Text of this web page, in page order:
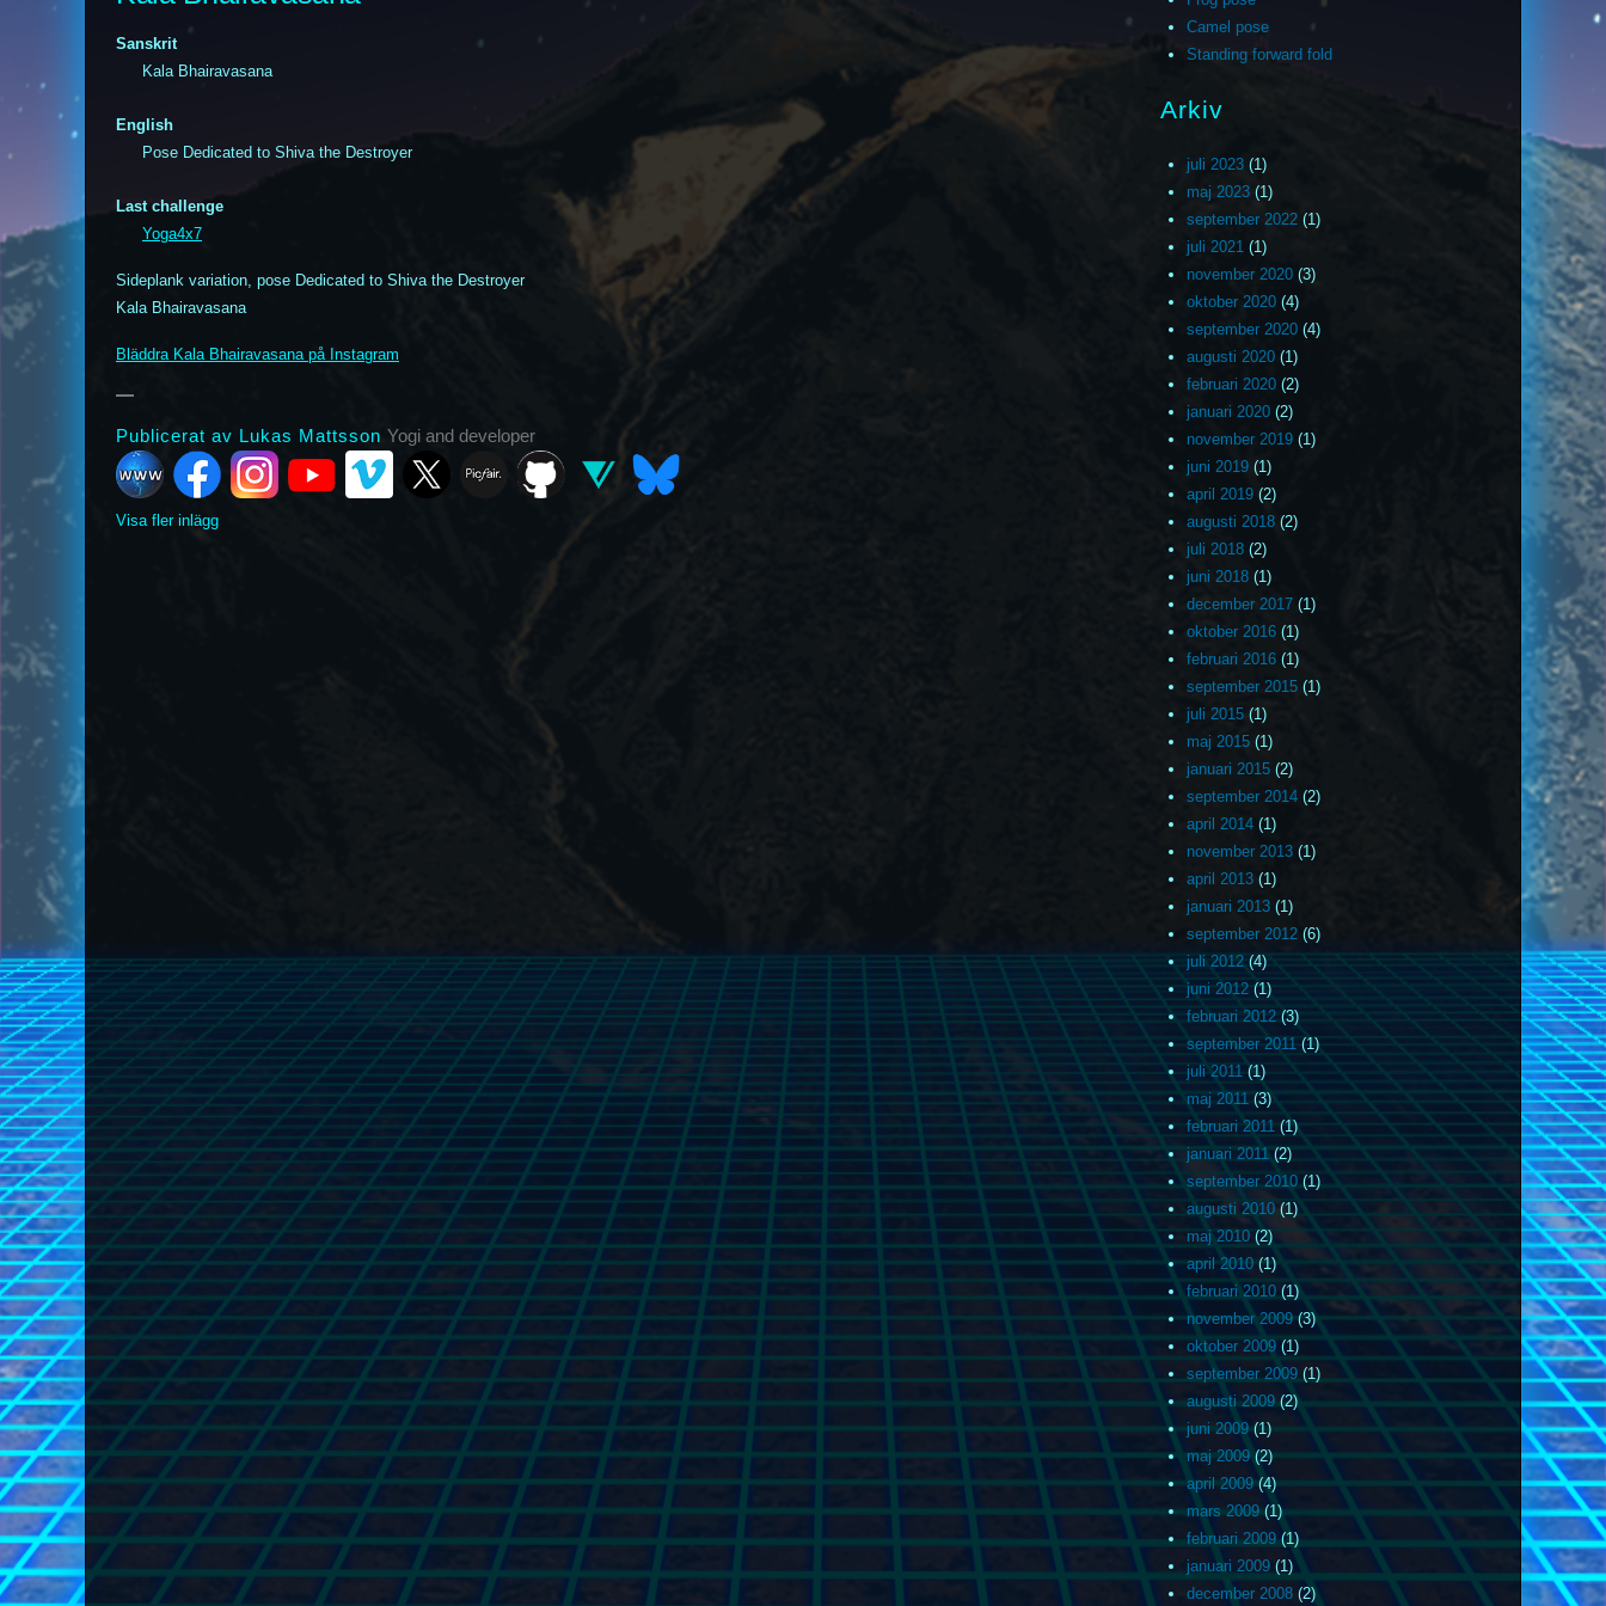
Sanskrit
Kala Bhairavasana
English
Pose Dedicated to Shiva the Destroyer
Last challenge
Yoga4x7
Sideplank variation, pose Dedicated to Shiva the Destroyer
Kala Bhairavasana
Bläddra Kala Bhairavasana på Instagram
Publicerat av Lukas Mattsson Yogi and developer
YouTube Vimeo
Visa fler inlägg
Camel pose
Standing forward fold
Arkiv
juli 2023(1)
maj 2023(1)
september 2022(1)
juli 2021(1)
november 2020(3)
oktober 2020(4)
september 2020(4)
augusti 2020(1)
februari 2020(2)
januari 2020(2)
november 2019(1)
juni 2019(1)
april 2019(2)
augusti 2018(2)
juli 2018(2)
juni 2018(1)
december 2017(1)
oktober 2016(1)
februari 2016(1)
september 2015(1)
juli 2015(1)
maj 2015(1)
januari 2015(2)
september 2014(2)
april 2014(1)
november 2013(1)
april 2013(1)
januari 2013(1)
september 2012(6)
juli 2012(4)
juni 2012(1)
februari 2012(3)
september 2011(1)
juli 2011(1)
maj 2011(3)
februari 2011(1)
januari 2011(2)
september 2010(1)
augusti 2010(1)
maj 2010(2)
april 2010(1)
februari 2010(1)
november 2009(3)
oktober 2009(1)
september 2009(1)
augusti 2009(2)
juni 2009(1)
maj 2009(2)
april 2009(4)
mars 2009(1)
februari 2009(1)
januari 2009(1)
december 2008(2)